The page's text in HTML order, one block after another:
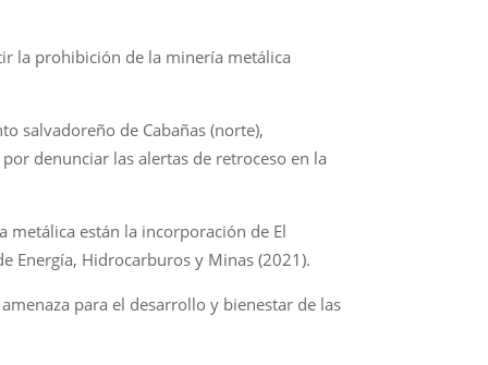
la prohibición de la minería metálica
salvadoreño de Cabañas (norte),
denunciar las alertas de retroceso en la
están la incorporación de El
Energía, Hidrocarburos y Minas (2021).
para el desarrollo y bienestar de las